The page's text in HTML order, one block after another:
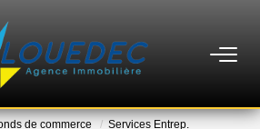
de commerce
Services Entrep.